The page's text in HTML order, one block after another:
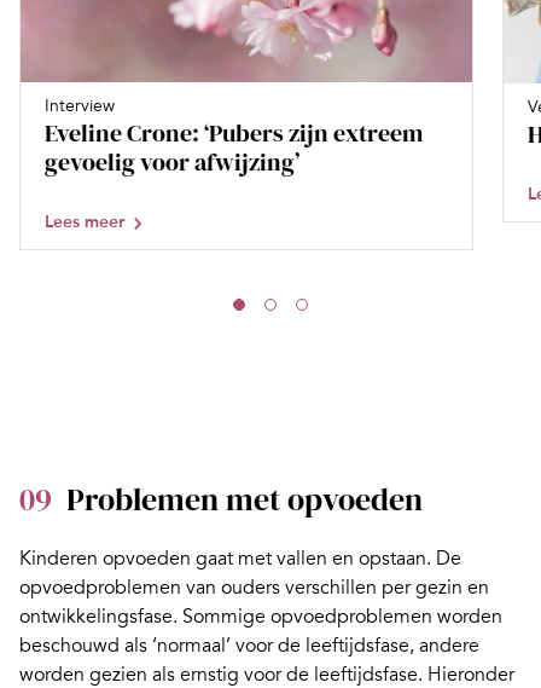
Interview
Eveline Crone: ‘Pubers zijn extreem
gevoelig voor afwijzing’
Lees meer
09 Problemen met opvoeden
Kinderen opvoeden gaat met vallen en opstaan. De
opvoedproblemen van ouders verschillen per gezin en
ontwikkelingsfase. Sommige opvoedproblemen worden
beschouwd als ‘normaal’ voor de leeftijdsfase, andere
worden gezien als ernstig voor de leeftijdsfase. Hieronder